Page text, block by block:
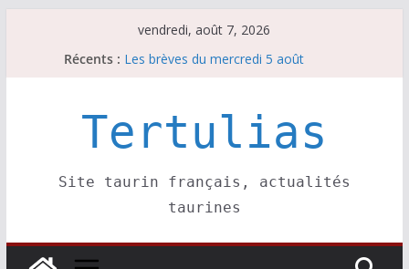
vendredi, août 7, 2026
Récents : Les brèves du mercredi 5 août
Escalafón 2026 – novilleros –
Les brèves du jeudi 6 août
Tertulias
Site taurin français, actualités
taurines